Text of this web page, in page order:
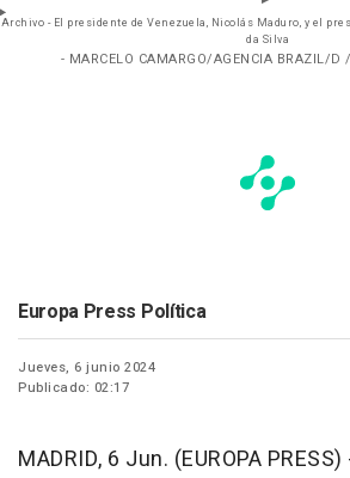
Archivo - El presidente de Venezuela, Nicolás Maduro, y el
da Silva
- MARCELO CAMARGO/AGENCIA BRAZIL/D
Europa Press Política
Jueves, 6 junio 2024
Publicado: 02:17
MADRID, 6 Jun. (EUROPA PRESS)